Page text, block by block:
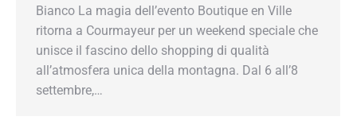
Bianco La magia dell’evento Boutique en Ville
ritorna a Courmayeur per un weekend speciale che
unisce il fascino dello shopping di qualità
all’atmosfera unica della montagna. Dal 6 all’8
settembre,…